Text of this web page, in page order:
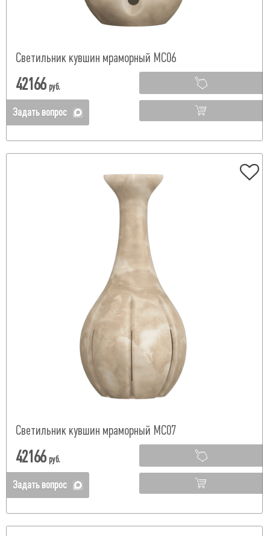
Светильник кувшин мраморный МС06
42166 руб.
Задать вопрос
Светильник кувшин мраморный МС07
42166 руб.
Задать вопрос